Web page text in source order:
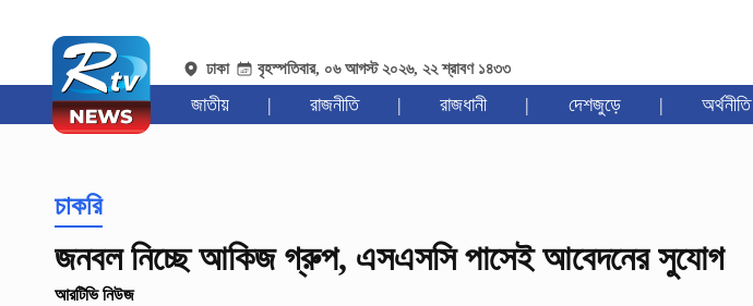
ঢাকা বৃহস্পতিবার, ০৬ আগস্ট ২০২৬, ২২ শ্রাবণ ১৪৩৩
জাতীয় | রাজনীতি | রাজধানী | দেশজুড়ে | অর্থনীতি
চাকরি
জনবল নিচ্ছে আকিজ গ্রুপ, এসএসসি পাসেই আবেদনের সুযোগ
আরটিভি নিউজ